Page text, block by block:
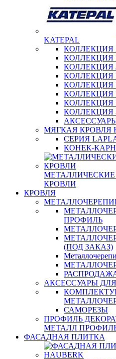
KATEPAL
КОЛЛЕКЦИЯ
КОЛЛЕКЦИЯ
КОЛЛЕКЦИЯ
КОЛЛЕКЦИЯ
КОЛЛЕКЦИЯ
КОЛЛЕКЦИЯ
КОЛЛЕКЦИЯ
КОЛЛЕКЦИЯ
АКСЕССУАРЫ
МЯГКАЯ КРОВЛЯ
СЕРИЯ
КОНЕК-
КРОВЛИ
КРОВЛЯ
ПРОФИЛЬ
(ПОД ЗАКАЗ)
АКСЕССУАРЫ
САМОРЕЗЫ
ПРОФИЛЬ
МЕТАЛЛ
ФАСАДНАЯ ПЛИТКА